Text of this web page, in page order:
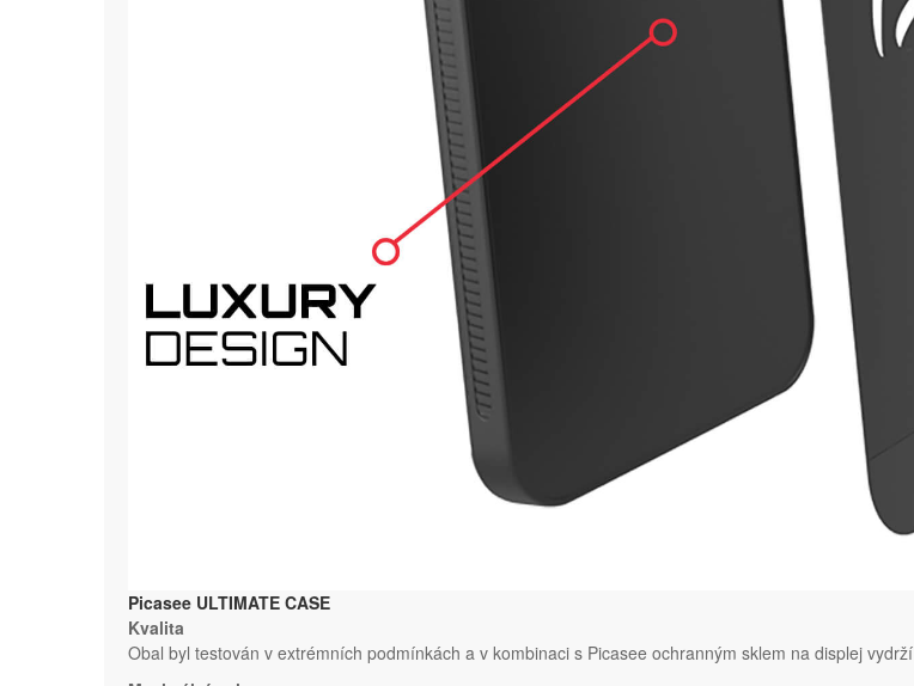
Picasee ULTIMATE CASE
Kvalita
Obal byl testován v extrémních podmínkách a v kombinaci s Picasee ochranným sklem na displej vydrží